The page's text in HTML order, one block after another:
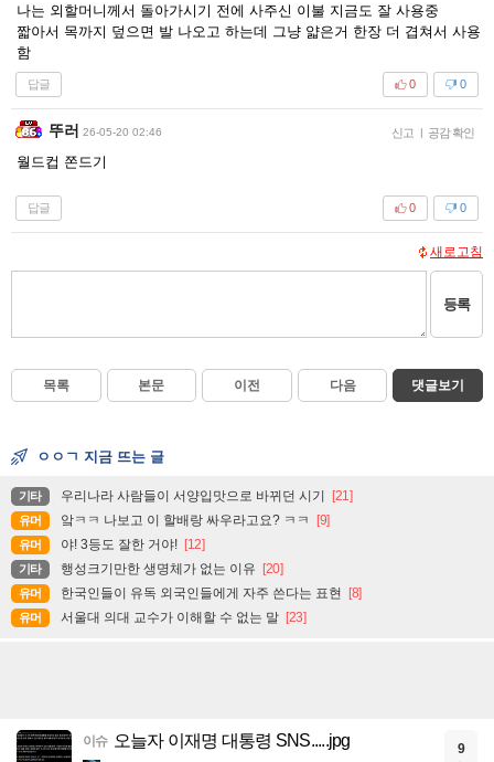
나는 외할머니께서 돌아가시기 전에 사주신 이불 지금도 잘 사용중
짧아서 목까지 덮으면 발 나오고 하는데 그냥 얇은거 한장 더 겹쳐서 사용
함
답글 0
0
뚜러 26-05-20 02:46 신고 | 공감 확인
월드컵 쫀드기
답글 0
0
새로고침
등록
목록 본문 이전 다음 댓글보기
ㅇㅇㄱ 지금 뜨는 글
기타 우리나라 사람들이 서양입맛으로 바뀌던 시기 [21]
유머 앜ㅋㅋ 나보고 이 할배랑 싸우라고요? ㅋㅋ [9]
유머 야! 3등도 잘한 거야! [12]
기타 행성크기만한 생명체가 없는 이유 [20]
유머 한국인들이 유독 외국인들에게 자주 쓴다는 표현 [8]
유머 서울대 의대 교수가 이해할 수 없는 말 [23]
이슈 오늘자 이재명 대통령 SNS.....jpg 9